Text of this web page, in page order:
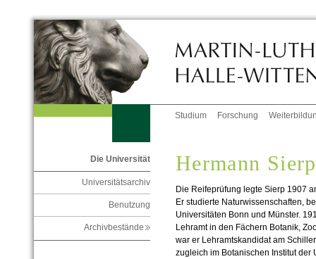
Studium Forschung
Die Universität
Universitätsarchiv
Benutzung
Archivbestände
Hermann Sierp
Die Reifeprüfung legte Sierp 1907
Er studierte Naturwissenschaften,
Universitäten Bonn und Münster.
Lehramt in den Fächern Botanik,
war er Lehramtskandidat am
zugleich im Botanischen Institut der